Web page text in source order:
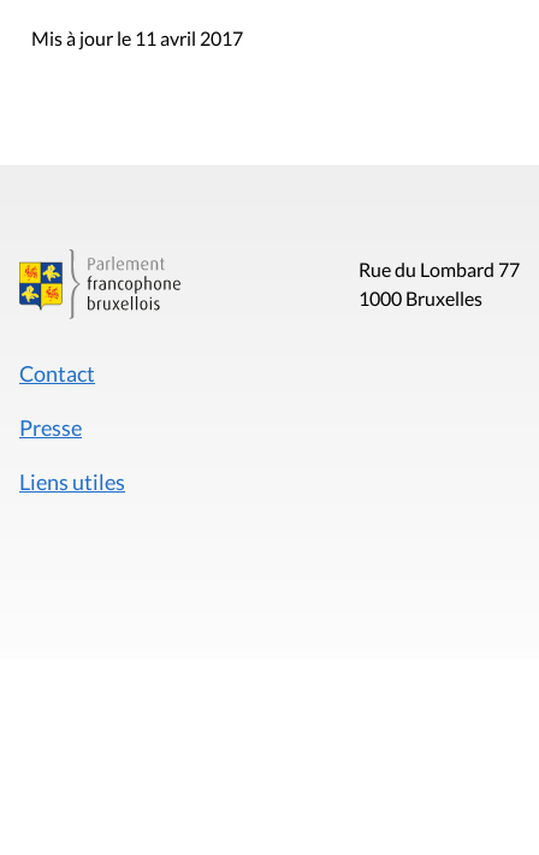
Mis à jour le 11 avril 2017
Rue du Lombard 77
1000 Bruxelles
Contact
Presse
Liens utiles